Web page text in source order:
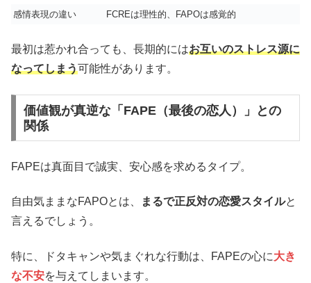
感情表現の違い
FCREは理性的、FAPOは感覚的
最初は惹かれ合っても、長期的にはお互いのストレス源に
なってしまう可能性があります。
価値観が真逆な「FAPE（最後の恋人）」との
関係
FAPEは真面目で誠実、安心感を求めるタイプ。
自由気ままなFAPOとは、 まるで正反対の恋愛スタイルと
言えるでしょう。
特に、ドタキャンや気まぐれな行動は、FAPEの心に大き
な不安を与えてしまいます。